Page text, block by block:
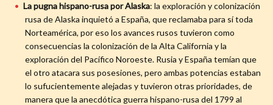
La pugna hispano-rusa por Alaska: la exploración y colonización
rusa de Alaska inquietó a España, que reclamaba para sí toda
Norteamérica, por eso los avances rusos tuvieron como
consecuencias la colonización de la Alta California y la
exploración del Pacífico Noroeste. Rusia y España temían que
el otro atacara sus posesiones, pero ambas potencias estaban
lo sufucientemente alejadas y tuvieron otras prioridades, de
manera que la anecdótica guerra hispano-rusa del 1799 al